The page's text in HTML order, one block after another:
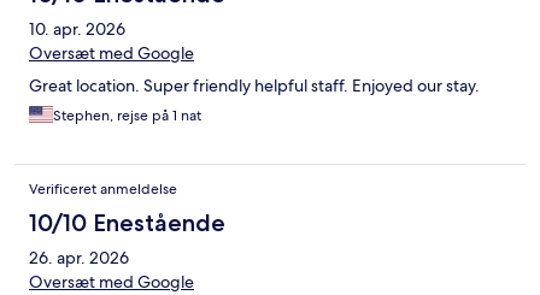
10. apr. 2026
Oversæt med Google
Great location. Super friendly helpful staff. Enjoyed our stay.
Stephen, rejse på 1 nat
Verificeret anmeldelse
10/10 Enestående
26. apr. 2026
Oversæt med Google